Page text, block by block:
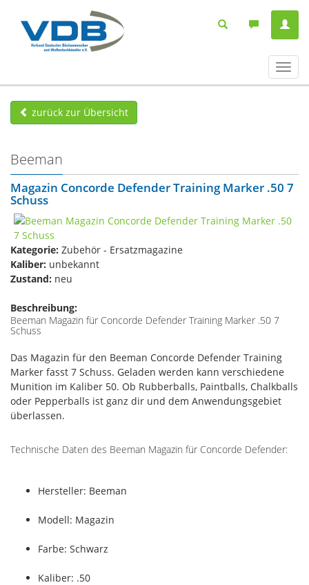
ein-/
zurück zur Übersicht
Beeman
Magazin Concorde Defender Training Marker .50 7
Schuss
Kategorie: Zubehör - Ersatzmagazine
Kaliber: unbekannt
Zustand: neu
Beschreibung:
Beeman Magazin für Concorde Defender Training Marker .50 7
Schuss
Das Magazin für den Beeman Concorde Defender Training
Marker fasst 7 Schuss. Geladen werden kann verschiedene
Munition im Kaliber 50. Ob Rubberballs, Paintballs, Chalkballs
oder Pepperballs ist ganz dir und dem Anwendungsgebiet
überlassen.
Technische Daten des Beeman Magazin für Concorde Defender:
Hersteller: Beeman
Modell: Magazin
Farbe: Schwarz
Kaliber: .50